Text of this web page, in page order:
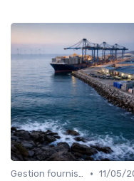
Gestion fournisseurs • 11/05/